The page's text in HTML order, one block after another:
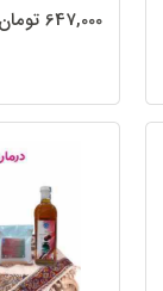
647,000 تومان